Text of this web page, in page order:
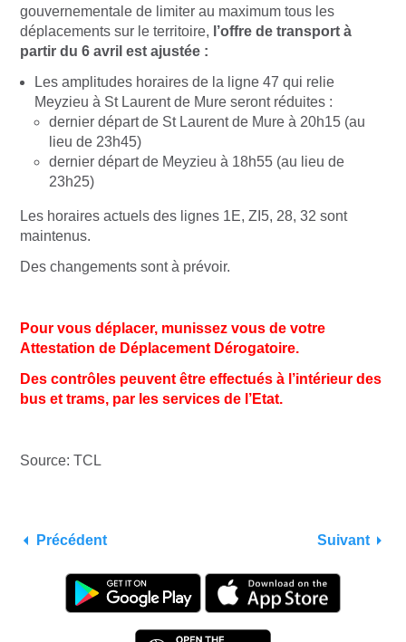
gouvernementale de limiter au maximum tous les
déplacements sur le territoire, l’offre de transport à
partir du 6 avril est ajustée :
Les amplitudes horaires de la ligne 47 qui relie
Meyzieu à St Laurent de Mure seront réduites :
dernier départ de St Laurent de Mure à 20h15 (au
lieu de 23h45)
dernier départ de Meyzieu à 18h55 (au lieu de
23h25)
Les horaires actuels des lignes 1E, ZI5, 28, 32 sont
maintenus.
Des changements sont à prévoir.
Pour vous déplacer, munissez vous de votre
Attestation de Déplacement Dérogatoire.
Des contrôles peuvent être effectués à l’intérieur des
bus et trams, par les services de l’Etat.
Source: TCL
Précédent Suivant